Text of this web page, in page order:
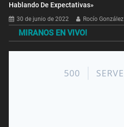
Hablando De Expectativas»
30 de junio de 2022 Rocío González
MIRANOS EN VIVO!